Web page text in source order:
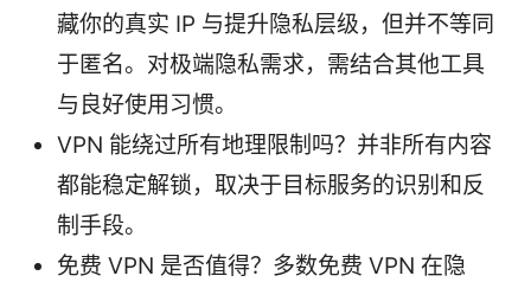
藏你的真实 IP 与提升隐私层级，但并不等同
于匿名。对极端隐私需求，需结合其他工具
与良好使用习惯。
VPN 能绕过所有地理限制吗？并非所有内容
都能稳定解锁，取决于目标服务的识别和反
制手段。
免费 VPN 是否值得？多数免费 VPN 在隐